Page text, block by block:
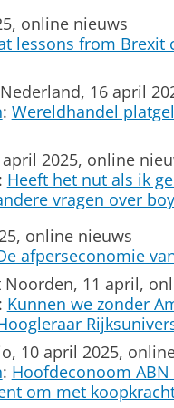
online nieuws
lessons from Brexit
16 april
: Wereldhandel
april 2025, online
: Heeft het nut als ik
vragen over
online nieuws
afperseconomie
Noorden, 11 april,
: Kunnen we zonder
10 april 2025,
: Hoofdeconoom
om met